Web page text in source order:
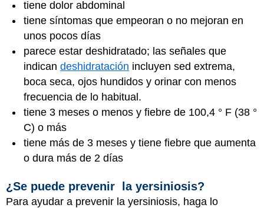
tiene dolor abdominal
tiene síntomas que empeoran o no mejoran en
unos pocos días
parece estar deshidratado; las señales que
indican deshidratación incluyen sed extrema,
boca seca, ojos hundidos y orinar con menos
frecuencia de lo habitual.
tiene 3 meses o menos y fiebre de 100,4 ° F (38 °
C) o más
tiene más de 3 meses y tiene fiebre que aumenta
o dura más de 2 días
¿Se puede prevenir la yersiniosis?
Para ayudar a prevenir la yersiniosis, haga lo